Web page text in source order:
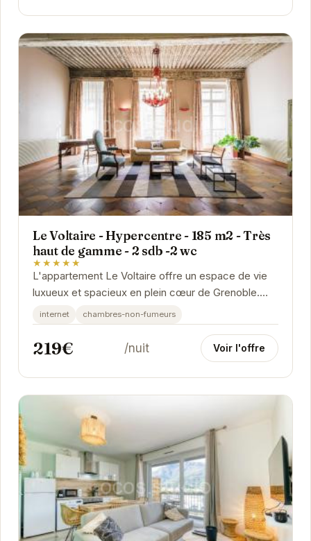
Le Voltaire - Hypercentre - 185 m2 - Très
haut de gamme - 2 sdb -2 wc
★★★★★
L'appartement Le Voltaire offre un espace de vie
luxueux et spacieux en plein cœur de Grenoble.
Son emplacement privilégié vous permet
d'accéder...
internet chambres-non-fumeurs
219€ /nuit Voir l'offre